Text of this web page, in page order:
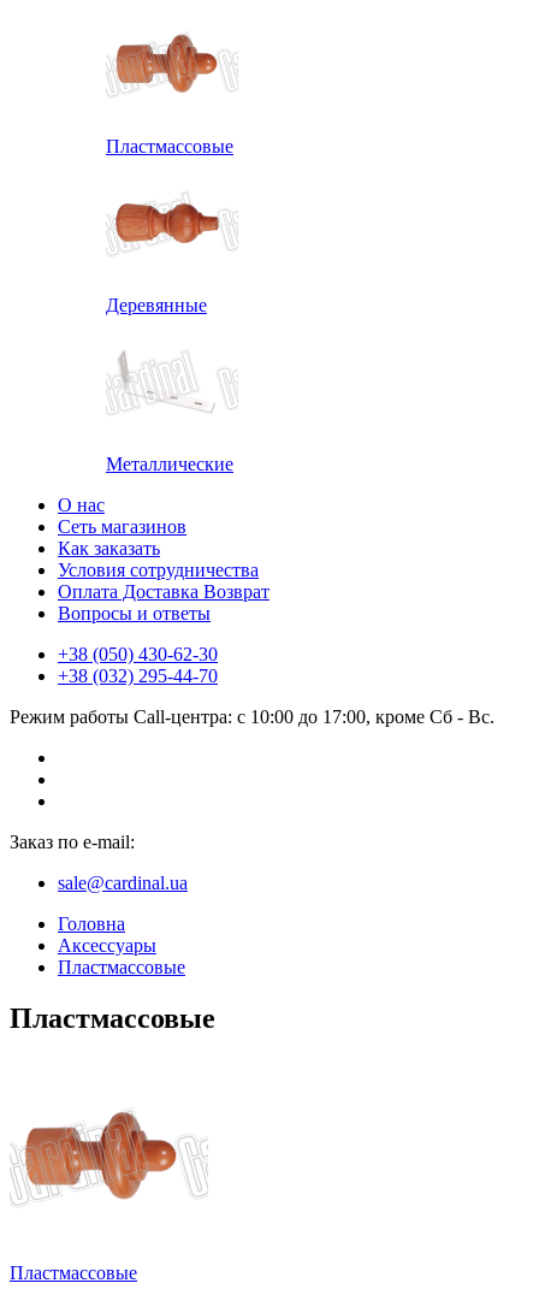
Пластмассовые
Деревянные
Металлические
О нас
Сеть магазинов
Как заказать
Условия сотрудничества
Оплата Доставка Возврат
Вопросы и ответы
+38 (050) 430-62-30
+38 (032) 295-44-70
Режим работы Call-центра: с 10:00 до 17:00, кроме Сб - Вс.
Заказ по e-mail:
sale@cardinal.ua
Головна
Аксессуары
Пластмассовые
Пластмассовые
Пластмассовые